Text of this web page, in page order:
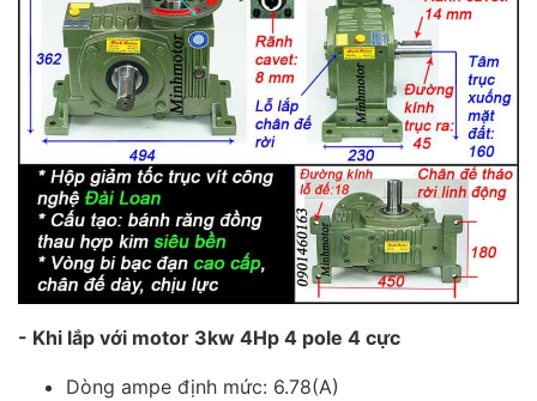
- Khi lắp với motor 3kw 4Hp 4 pole 4 cực
Dòng ampe định mức: 6.78(A)